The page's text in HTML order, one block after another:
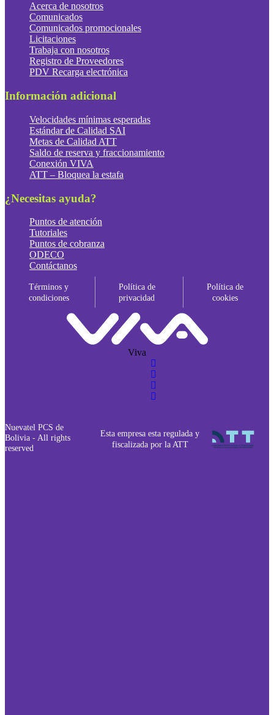
Acerca de nosotros
Comunicados
Comunicados promocionales
Licitaciones
Trabaja con nosotros
Registro de Proveedores
PDV Recarga electrónica
Información adicional
Velocidades mínimas esperadas
Estándar de Calidad SAI
Metas de Calidad ATT
Saldo de reserva y fraccionamiento
Conexión VIVA
ATT – Bloquea la estafa
¿Necesitas ayuda?
Puntos de atención
Tutoriales
Puntos de cobranza
ODECO
Contáctanos
Términos y
condiciones
Política de
privacidad
Política de
cookies
Viva
Esta empresa esta regulada y
fiscalizada por la ATT
Nuevatel PCS de
Bolivia - All rights
reserved